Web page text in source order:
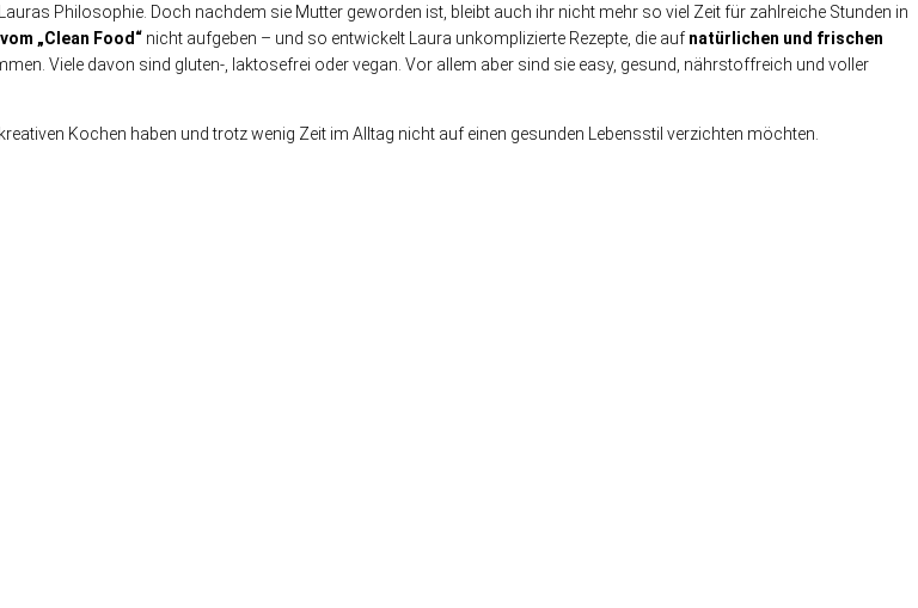
Philosophie. Doch nachdem sie Mutter geworden ist, bleibt auch ihr nicht mehr so viel Zeit für zahlreiche Stunden in
vom „Clean Food“ nicht aufgeben – und so entwickelt Laura unkomplizierte Rezepte, die auf natürlichen und frischen
Viele davon sind gluten-, laktosefrei oder vegan. Vor allem aber sind sie easy, gesund, nährstoffreich und voller
Kochen haben und trotz wenig Zeit im Alltag nicht auf einen gesunden Lebensstil verzichten möchten.